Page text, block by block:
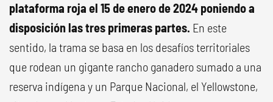
plataforma roja el 15 de enero de 2024 poniendo a
disposición las tres primeras partes. En este
sentido, la trama se basa en los desafíos territoriales
que rodean un gigante rancho ganadero sumado a una
reserva indígena y un Parque Nacional, el Yellowstone,